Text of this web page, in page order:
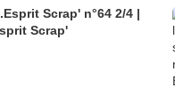
Scrap' n°64 2/4 |
Scrap'